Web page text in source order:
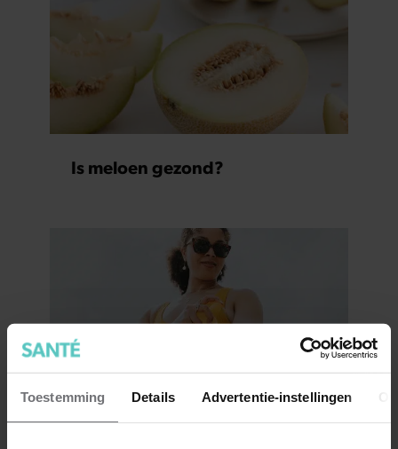
Toestemming Details Advertentie-instellingen
Is meloen gezond?
Kan je zonnebrand van vorig